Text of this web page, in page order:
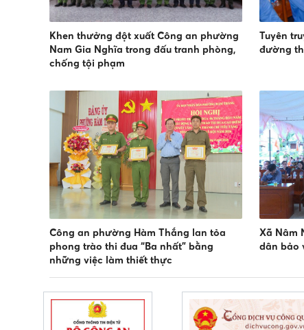
Khen thưởng đột xuất Công an phường
Nam Gia Nghĩa trong đấu tranh phòng,
chống tội phạm
Tuyên
đường
Công an phường Hàm Thắng lan tỏa
phong trào thi đua “Ba nhất” bằng
những việc làm thiết thực
Xã Nâm
dân bảo